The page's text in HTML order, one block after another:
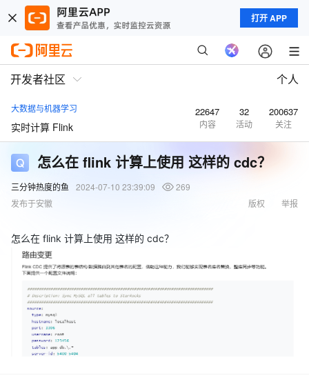
打开 APP
开发者社区 个人
大数据与机器学习
实时计算 Flink
22647
内容
32
活动
200637
关注
怎么在 flink 计算上使用 这样的 cdc？
三分钟热度的鱼 2024-07-10 23:39:09
269
发布于安徽
举报
版权
怎么在 flink 计算上使用 这样的 cdc？